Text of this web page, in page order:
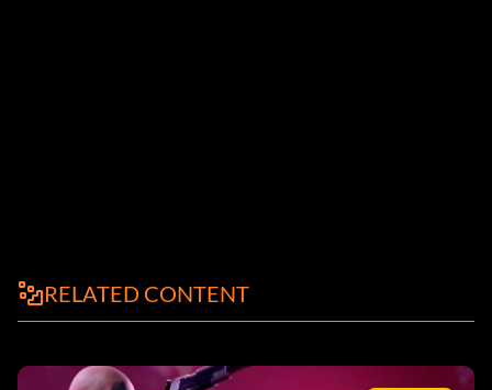
RELATED CONTENT